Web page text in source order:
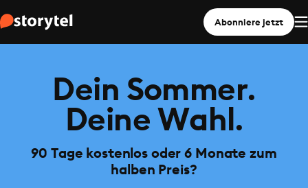
Abonniere jetzt
Dein Sommer.
Deine Wahl.
90 Tage kostenlos oder 6 Monate zum
halben Preis?